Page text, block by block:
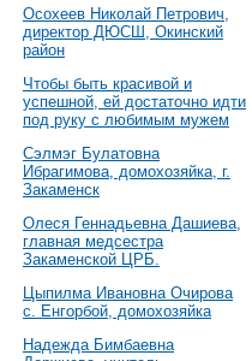
Осохеев Николай Петрович,
директор ДЮСШ, Окинский
район
Чтобы быть красивой и
успешной, ей достаточно идти
под руку с любимым мужем
Сэлмэг Булатовна
Ибрагимова, домохозяйка, г.
Закаменск
Олеся Геннадьевна Дашиева,
главная медсестра
Закаменской ЦРБ.
Цыпилма Ивановна Очирова
с. Енгорбой, домохозяйка
Надежда Бимбаевна